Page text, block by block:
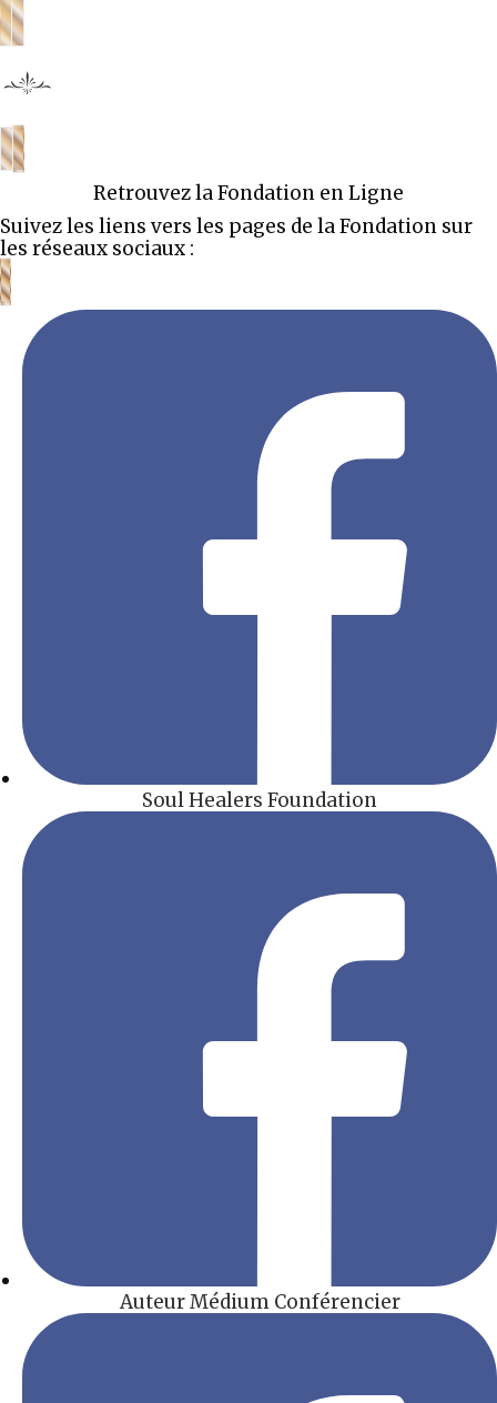
Retrouvez la Fondation en Ligne
Suivez les liens vers les pages de la Fondation sur
les réseaux sociaux :
Soul Healers Foundation
Auteur Médium Conférencier